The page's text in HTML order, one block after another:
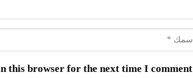
this browser for the next time I comment.